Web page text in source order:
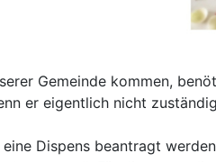
Gemeinde kommen,
er eigentlich nicht
Dispens beantragt